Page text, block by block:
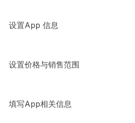
设置App 信息
设置价格与销售范围
填写App相关信息